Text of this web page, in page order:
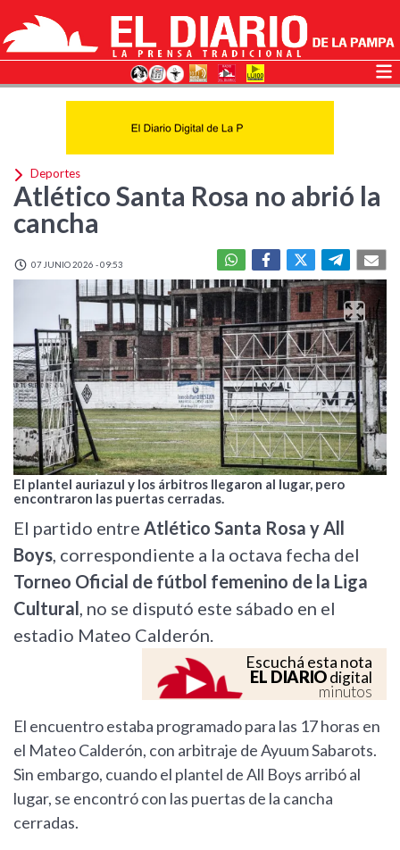
Deportes
Atlético Santa Rosa no abrió la
cancha
07 JUNIO 2026 - 09:53
El plantel auriazul y los árbitros llegaron al lugar, pero
encontraron las puertas cerradas.
El partido entre Atlético Santa Rosa y All
Boys, correspondiente a la octava fecha del
Torneo Oficial de fútbol femenino de la Liga
Cultural , no se disputó este sábado en el
estadio Mateo Calderón.
Escuchá esta nota
EL DIARIOdigital
minutos
El encuentro estaba programado para las 17 horas en
el Mateo Calderón, con arbitraje de Ayuum Sabarots.
Sin embargo, cuando el plantel de All Boys arribó al
lugar, se encontró con las puertas de la cancha
cerradas.